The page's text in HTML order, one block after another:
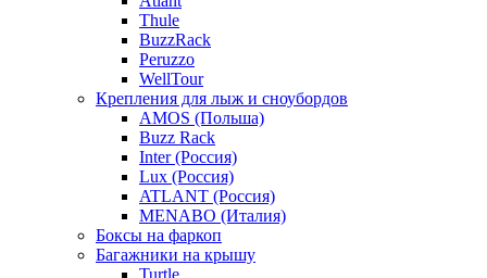
Thule
BuzzRack
Peruzzo
WellTour
Крепления для лыж и сноубордов
AMOS (Польша)
Buzz Rack
Inter (Россия)
Lux (Россия)
ATLANT (Россия)
MENABO (Италия)
Боксы на фаркоп
Багажники на крышу
Turtle